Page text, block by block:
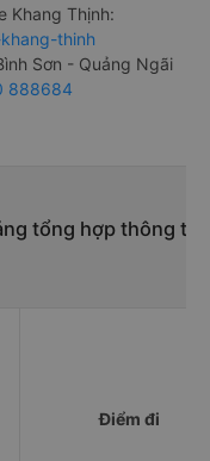
Khang Thịnh:
thinh
Sơn - Quảng Ngãi
888684
tổng hợp thông
Điểm đi